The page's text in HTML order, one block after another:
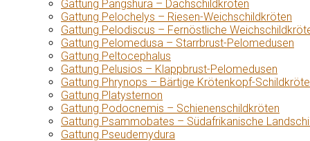
Gattung Pangshura – Dachschildkröten
Gattung Pelochelys – Riesen-Weichschildkröten
Gattung Pelodiscus – Fernöstliche
Gattung Pelomedusa – Starrbrust-Pelomedusen
Gattung Peltocephalus
Gattung Pelusios – Klappbrust-Pelomedusen
Gattung Phrynops – Bärtige Krötenkopf-
Gattung Platysternon
Gattung Podocnemis – Schienenschildkröten
Gattung Psammobates – Südafrikanische
Gattung Pseudemydura